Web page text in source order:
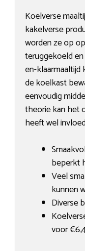
Koelverse
kakelverse
worden ze op
teruggekoeld
en-klaarmaaltijd
de koelkast
eenvoudig
theorie kan het
heeft wel
beperkt
Veel
kunnen
Diverse
voor